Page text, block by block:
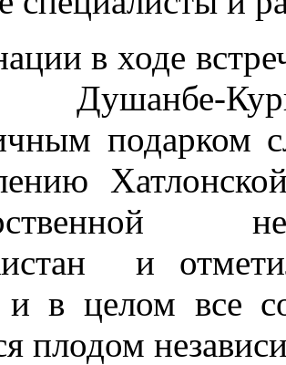
в ходе
Душанбе-
подарком
и
и в целом все
плодом